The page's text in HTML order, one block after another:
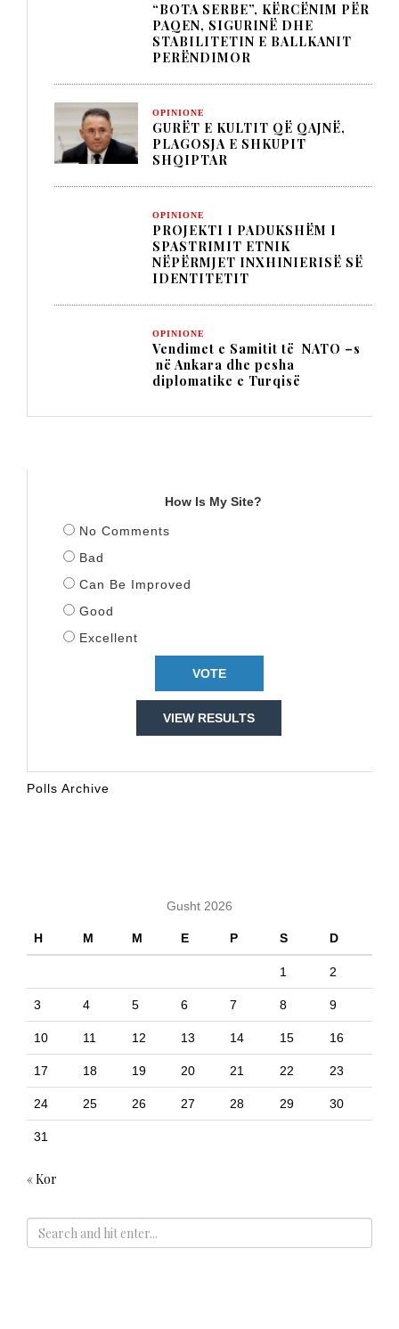
“BOTA SERBE”, KËRCËNIM PËR
PAQEN, SIGURINË DHE
STABILITETIN E BALLKANIT
PERËNDIMOR
OPINIONE
GURËT E KULTIT QË QAJNË,
PLAGOSJA E SHKUPIT
SHQIPTAR
OPINIONE
PROJEKTI I PADUKSHËM I
SPASTRIMIT ETNIK
NËPËRMJET INXHINIERISË SË
IDENTITETIT
OPINIONE
Vendimet e Samitit të NATO –s
në Ankara dhe pesha
diplomatike e Turqisë
How Is My Site?
No Comments
Bad
Can Be Improved
Good
Excellent
VIEW RESULTS
Polls Archive
Gusht 2026
H M M E P S D
1 2
3 4 5 6 7 8 9
10 11 12 13 14 15 16
17 18 19 20 21 22 23
24 25 26 27 28 29 30
31
« Kor